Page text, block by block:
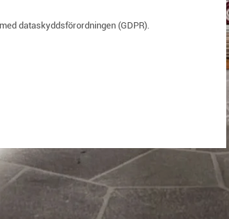
dataskyddsförordningen (GDPR).